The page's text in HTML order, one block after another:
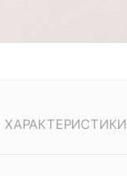
ХАРАКТЕРИСТИКИ